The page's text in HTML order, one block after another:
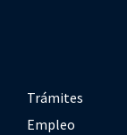
Trámites
Empleo